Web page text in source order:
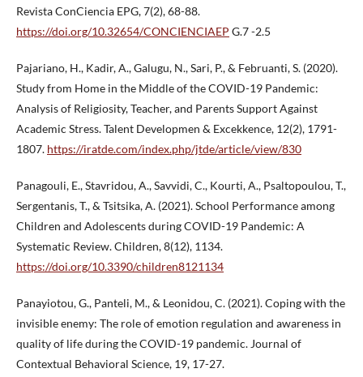
Revista ConCiencia EPG, 7(2), 68-88.
https://doi.org/10.32654/CONCIENCIAEP G.7 -2.5
Pajariano, H., Kadir, A., Galugu, N., Sari, P., & Februanti, S. (2020).
Study from Home in the Middle of the COVID-19 Pandemic:
Analysis of Religiosity, Teacher, and Parents Support Against
Academic Stress. Talent Developmen & Excekkence, 12(2), 1791-
1807. https://iratde.com/index.php/jtde/article/view/830
Panagouli, E., Stavridou, A., Savvidi, C., Kourti, A., Psaltopoulou, T.,
Sergentanis, T., & Tsitsika, A. (2021). School Performance among
Children and Adolescents during COVID-19 Pandemic: A
Systematic Review. Children, 8(12), 1134.
https://doi.org/10.3390/children8121134
Panayiotou, G., Panteli, M., & Leonidou, C. (2021). Coping with the
invisible enemy: The role of emotion regulation and awareness in
quality of life during the COVID-19 pandemic. Journal of
Contextual Behavioral Science, 19, 17-27.